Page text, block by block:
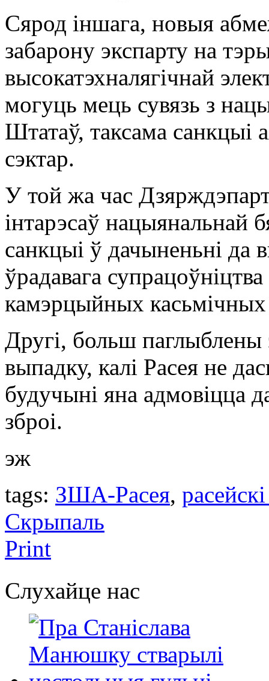
Сярод іншага, новыя
забарону экспарту на
высокатэхналягічнай
могуць мець сувязь з
Штатаў, таксама санкцыі
сэктар.
У той жа час
інтарэсаў нацыянальнай
санкцыі ў дачыненьні да
ўрадавага
камэрцыйных касьмічных
Другі, больш паглыблены
выпадку, калі Расея не
будучыні яна адмовіцца
зброі.
эж
tags: ЗША-Расея,
Скрыпаль
Print
Слухайце нас